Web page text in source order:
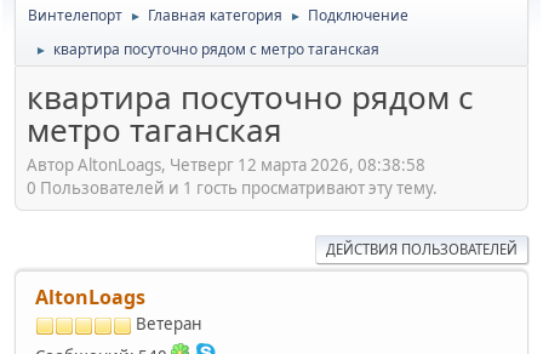
Винтелепорт ► Главная категория ► Подключение
► квартира посуточно рядом с метро таганская
квартира посуточно рядом с
метро таганская
Автор AltonLoags, Четверг 12 марта 2026, 08:38:58
0 Пользователей и 1 гость просматривают эту тему.
ДЕЙСТВИЯ ПОЛЬЗОВАТЕЛЕЙ
AltonLoags
Ветеран